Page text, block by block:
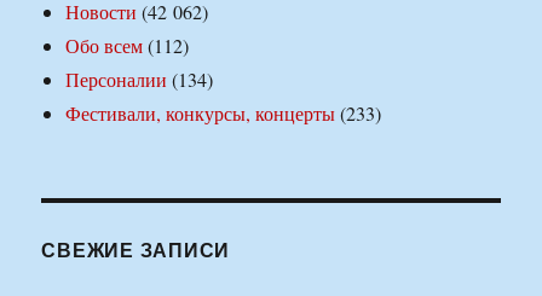
Новости (42 062)
Обо всем(112)
Персоналии (134)
Фестивали, конкурсы, концерты(233)
СВЕЖИЕ ЗАПИСИ